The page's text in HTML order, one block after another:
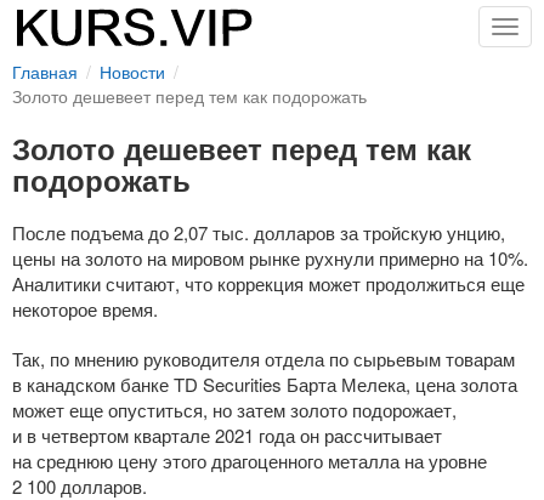
Главная
Новости
Золото дешевеет перед тем как подорожать
Золото дешевеет перед тем как
подорожать
После подъема до 2,07 тыс. долларов за тройскую унцию,
цены на золото на мировом рынке рухнули примерно на 10%.
Аналитики считают, что коррекция может продолжиться еще
некоторое время.
Так, по мнению руководителя отдела по сырьевым товарам
в канадском банке TD Securities Барта Мелека, цена золота
может еще опуститься, но затем золото подорожает,
и в четвертом квартале 2021 года он рассчитывает
на среднюю цену этого драгоценного металла на уровне
2 100 долларов.